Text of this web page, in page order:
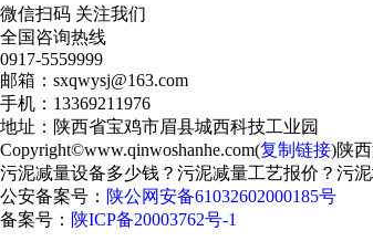
微信扫码 关注我们
全国咨询热线
0917-5559999
邮箱：sxqwysj@163.com
手机：13369211976
地址：陕西省宝鸡市眉县城西科技工业园
Copyright©www.qinwoshanhe.com(复制链接)陕
污泥减量设备多少钱？污泥减量工艺报价？污
公安备案号： 陕公网安备61032602000185号
备案号： 陕ICP备20003762号-1